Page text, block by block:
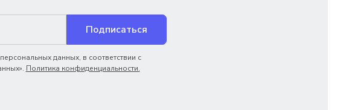
Подписаться
данных, в соответствии с
Политика конфиденциальности.